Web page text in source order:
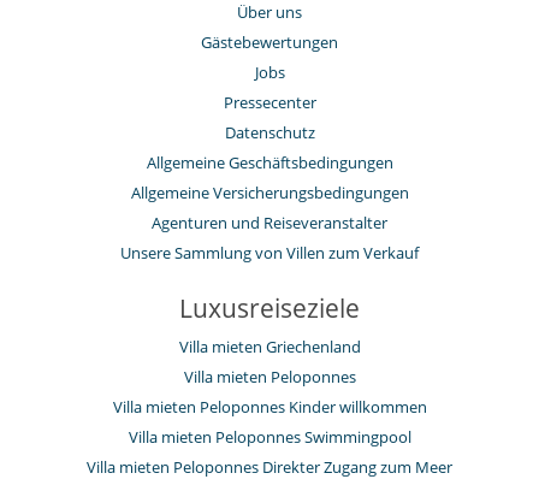
Über uns
Gästebewertungen
Jobs
Pressecenter
Datenschutz
Allgemeine Geschäftsbedingungen
Allgemeine Versicherungsbedingungen
Agenturen und Reiseveranstalter
Unsere Sammlung von Villen zum Verkauf
Luxusreiseziele
Villa mieten Griechenland
Villa mieten Peloponnes
Villa mieten Peloponnes Kinder willkommen
Villa mieten Peloponnes Swimmingpool
Villa mieten Peloponnes Direkter Zugang zum Meer